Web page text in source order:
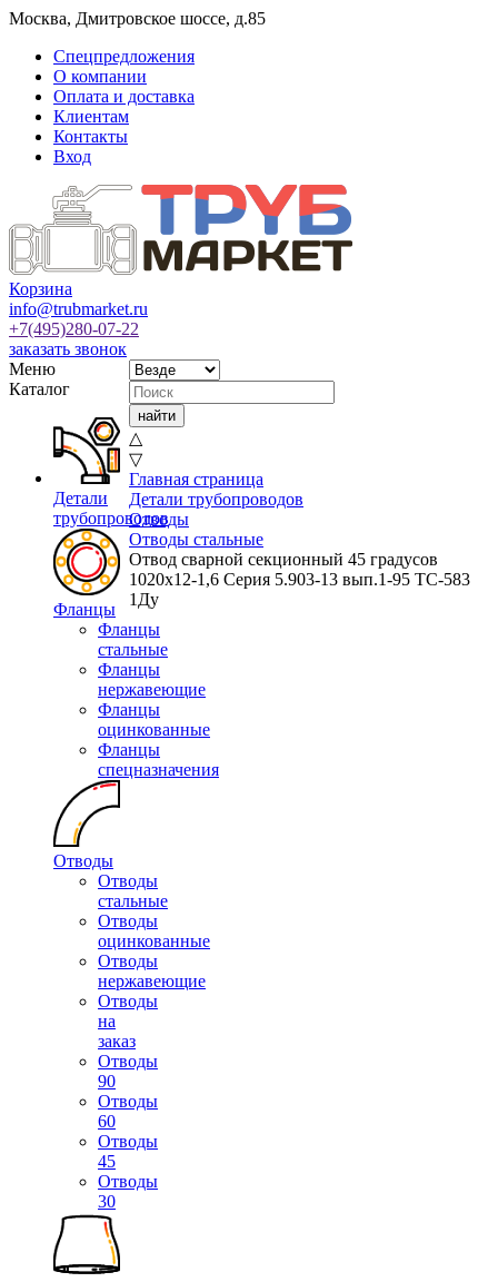
Москва, Дмитровское шоссе, д.85
Спецпредложения
О компании
Оплата и доставка
Клиентам
Контакты
Вход
Корзина
info@trubmarket.ru
+7(495)280-07-22
заказать звонок
Меню
Каталог
Детали
трубопроводов
Фланцы
Фланцы
стальные
Фланцы
нержавеющие
Фланцы
оцинкованные
Фланцы
спецназначения
Отводы
Отводы
стальные
Отводы
оцинкованные
Отводы
нержавеющие
Отводы
на
заказ
Отводы
90
Отводы
60
Отводы
45
Отводы
30
△
▽
Главная страница
Детали трубопроводов
Отводы
Отводы стальные
Отвод сварной секционный 45 градусов
1020х12-1,6 Серия 5.903-13 вып.1-95 ТС-583
1Ду